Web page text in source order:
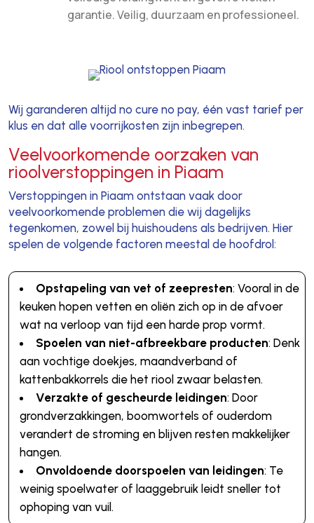
garantie. Veilig, duurzaam en professioneel.
Wij garanderen altijd no cure no pay, één vast tarief per
klus en dat alle voorrijkosten zijn inbegrepen.
Veelvoorkomende oorzaken van
rioolverstoppingen in Piaam
Verstoppingen in Piaam ontstaan vaak door
veelvoorkomende problemen die wij dagelijks
tegenkomen, zowel bij huishoudens als bedrijven. Hier
spelen de volgende factoren meestal de hoofdrol:
Opstapeling van vet of zeepresten: Vooral in de
keuken hopen vetten en oliën zich op in de afvoer
wat na verloop van tijd een harde prop vormt.
Spoelen van niet-afbreekbare producten: Denk
aan vochtige doekjes, maandverband of
kattenbakkorrels die het riool zwaar belasten.
Verzakte of gescheurde leidingen: Door
grondverzakkingen, boomwortels of ouderdom
verandert de stroming en blijven resten makkelijker
hangen.
Onvoldoende doorspoelen van leidingen: Te
weinig spoelwater of laaggebruik leidt sneller tot
ophoping van vuil.